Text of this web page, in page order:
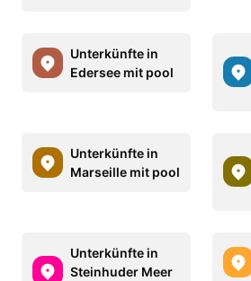
Unterkünfte in
Edersee mit pool
Unterkünfte in
Marseille mit pool
Unterkünfte in
Steinhuder Meer